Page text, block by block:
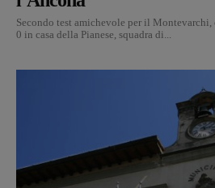
Secondo test amichevole per il Montevarchi,
0 in casa della Pianese, squadra di...